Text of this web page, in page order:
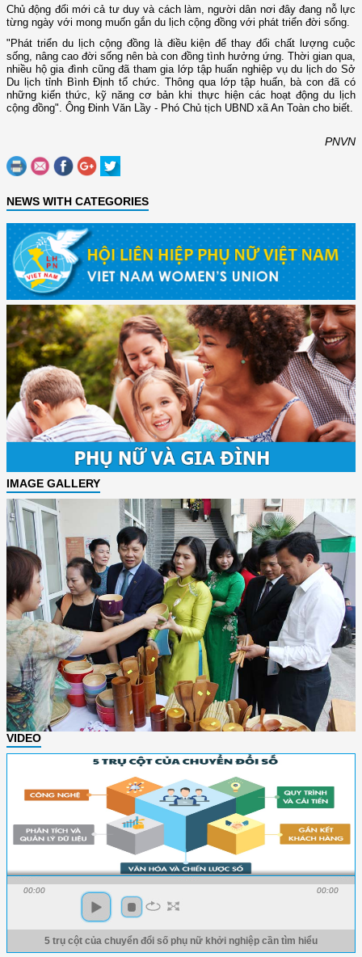
Chủ động đổi mới cả tư duy và cách làm, người dân nơi đây đang nỗ lực
từng ngày với mong muốn gắn du lịch cộng đồng với phát triển đời sống.
"Phát triển du lịch cộng đồng là điều kiện để thay đổi chất lượng cuộc
sống, nâng cao đời sống nên bà con đồng tình hưởng ứng. Thời gian qua,
nhiều hộ gia đình cũng đã tham gia lớp tập huấn nghiệp vụ du lịch do Sở
Du lịch tỉnh Bình Định tổ chức. Thông qua lớp tập huấn, bà con đã có
những kiến thức, kỹ năng cơ bản khi thực hiện các hoạt động du lịch
cộng đồng". Ông Đinh Văn Lầy - Phó Chủ tịch UBND xã An Toàn cho biết.
PNVN
NEWS WITH CATEGORIES
IMAGE GALLERY
VIDEO
00:00 00:00
5 trụ cột của chuyển đổi số phụ nữ khởi nghiệp cần tìm hiểu